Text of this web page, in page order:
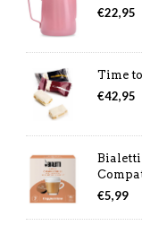
€22,95
Time
€42,95
Bialetti
€5,99